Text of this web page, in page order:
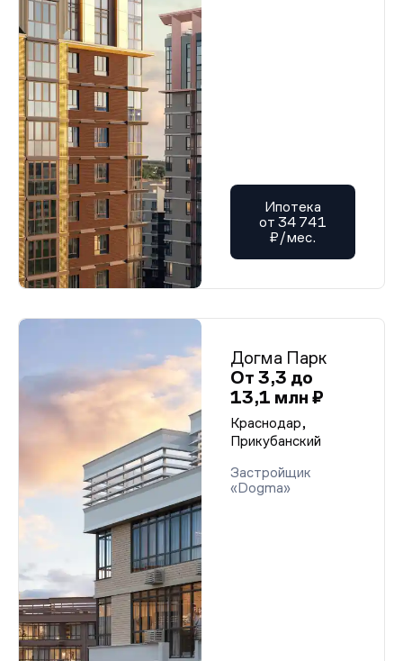
Ипотека
от 34 741
₽/мес.
Догма Парк
От 3,3 до
13,1 млн ₽
Краснодар,
Прикубанский
Застройщик
«Dogma»